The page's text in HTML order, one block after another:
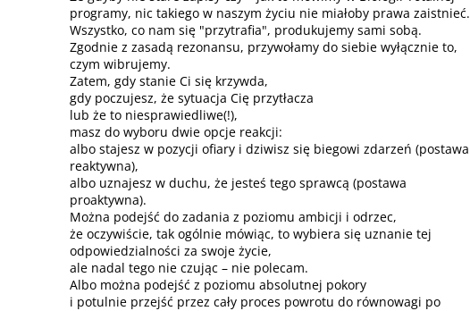
programy, nic takiego w naszym życiu nie miałoby prawa zaistnieć.
Wszystko, co nam się "przytrafia", produkujemy sami sobą.
Zgodnie z zasadą rezonansu, przywołamy do siebie wyłącznie to,
czym wibrujemy.
Zatem, gdy stanie Ci się krzywda,
gdy poczujesz, że sytuacja Cię przytłacza
lub że to niesprawiedliwe(!),
masz do wyboru dwie opcje reakcji:
albo stajesz w pozycji ofiary i dziwisz się biegowi zdarzeń (postawa
reaktywna),
albo uznajesz w duchu, że jesteś tego sprawcą (postawa
proaktywna).
Można podejść do zadania z poziomu ambicji i odrzec,
że oczywiście, tak ogólnie mówiąc, to wybiera się uznanie tej
odpowiedzialności za swoje życie,
ale nadal tego nie czując – nie polecam.
Albo można podejść z poziomu absolutnej pokory
i potulnie przejść przez cały proces powrotu do równowagi po